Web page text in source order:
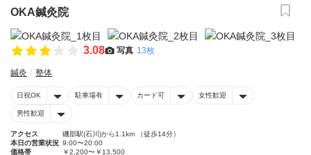
OKA鍼灸院
3.08 写真 13枚
鍼灸 整体
日祝OK 駐車場有 カード可 女性歓迎
男性歓迎
アクセス
磯部駅(石川)から1.1km （徒歩14分）
本日の営業状況 9:00〜20:00
価格帯
￥2,200〜￥13,500